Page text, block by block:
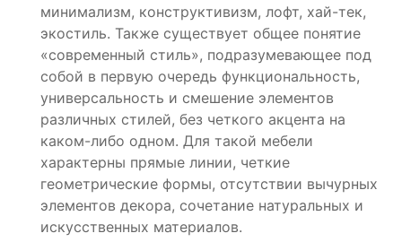
минимализм, конструктивизм, лофт, хай-тек,
экостиль. Также существует общее понятие
«современный стиль», подразумевающее под
собой в первую очередь функциональность,
универсальность и смешение элементов
различных стилей, без четкого акцента на
каком-либо одном. Для такой мебели
характерны прямые линии, четкие
геометрические формы, отсутствии вычурных
элементов декора, сочетание натуральных и
искусственных материалов.